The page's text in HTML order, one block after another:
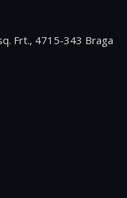
Frt., 4715-343 Braga